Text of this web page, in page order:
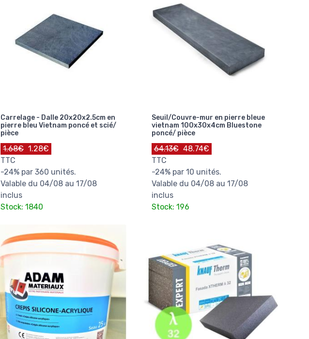
Carrelage - Dalle 20x20x2.5cm en
pierre bleu Vietnam poncé et scié/
pièce
1.68€ 1.28€
TTC
-24% par 360 unités.
Valable du 04/08 au 17/08
inclus
Stock: 1840
Seuil/Couvre-mur en pierre bleue
vietnam 100x30x4cm Bluestone
poncé/ pièce
64.13€ 48.74€
TTC
-24% par 10 unités.
Valable du 04/08 au 17/08
inclus
Stock: 196